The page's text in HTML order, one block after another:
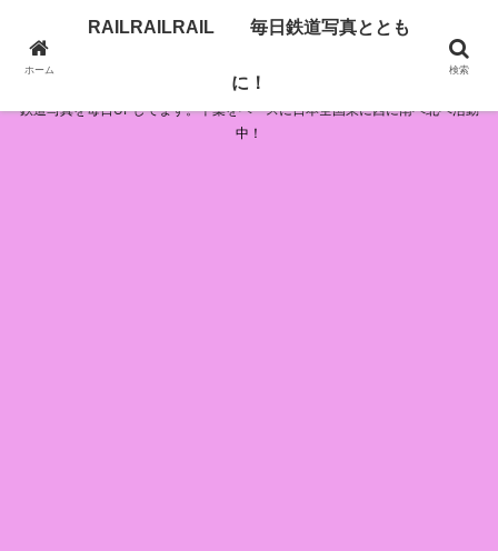
RAILRAILRAIL 毎日鉄道写真とともに！
鉄道写真を毎日UPしてます。千葉をベースに日本全国東に西に南へ北へ活動
中！
ホーム
RAILRAILRAIL 毎日鉄道写真ととも
に！
検索